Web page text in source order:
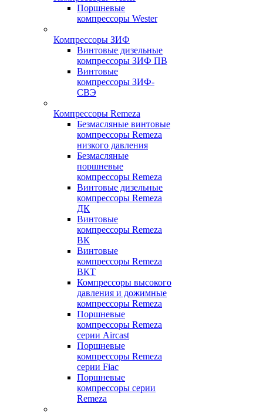
Поршневые
компрессоры Wester
Компрессоры ЗИФ
Винтовые дизельные
компрессоры ЗИФ ПВ
Винтовые
компрессоры ЗИФ-
СВЭ
Компрессоры Remeza
Безмасляные винтовые
компрессоры Remeza
низкого давления
Безмасляные
поршневые
компрессоры Remeza
Винтовые дизельные
компрессоры Remeza
ДК
Винтовые
компрессоры Remeza
ВК
Винтовые
компрессоры Remeza
ВКТ
Компрессоры высокого
давления и дожимные
компрессоры Remeza
Поршневые
компрессоры Remeza
серии Aircast
Поршневые
компрессоры Remeza
серии Fiac
Поршневые
компрессоры серии
Remeza